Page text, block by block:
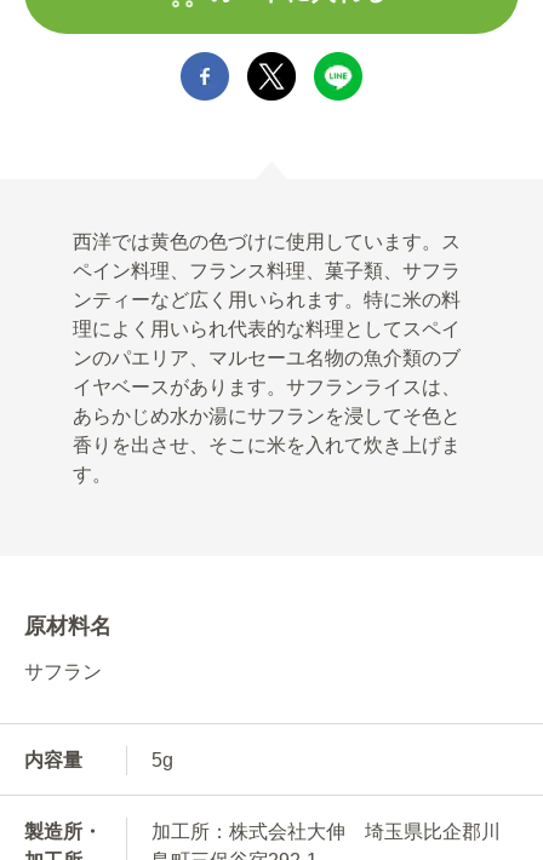
西洋では黄色の色づけに使用しています。ス
ペイン料理、フランス料理、菓子類、サフラ
ンティーなど広く用いられます。特に米の料
理によく用いられ代表的な料理としてスペイ
ンのパエリア、マルセーユ名物の魚介類のブ
イヤベースがあります。サフランライスは、
あらかじめ水か湯にサフランを浸してそ色と
香りを出させ、そこに米を入れて炊き上げま
す。
原材料名
サフラン
内容量 5g
製造所・
加工所：株式会社大伸 埼玉県比企郡川